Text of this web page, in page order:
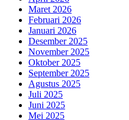
Maret 2026
Februari 2026
Januari 2026
Desember 2025
November 2025
Oktober 2025
September 2025
Agustus 2025
Juli 2025
Juni 2025
Mei 2025